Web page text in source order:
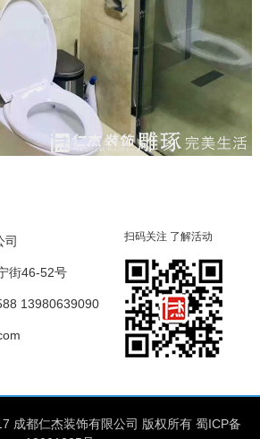
司
街46-52号
13980639090
扫码关注 了解活动
成都仁杰装饰有限公司 版权所有蜀ICP备